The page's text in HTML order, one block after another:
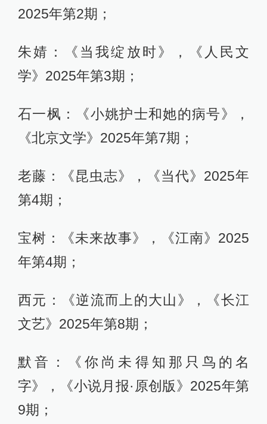
2025年第2期；
朱婧：《当我绽放时》，《人民文
学》2025年第3期；
石一枫：《小姚护士和她的病号》，
《北京文学》2025年第7期；
老藤：《昆虫志》，《当代》2025年
第4期；
宝树：《未来故事》，《江南》2025
年第4期；
西元：《逆流而上的大山》，《长江
文艺》2025年第8期；
默音：《你尚未得知那只鸟的名
字》，《小说月报·原创版》2025年第
9期；